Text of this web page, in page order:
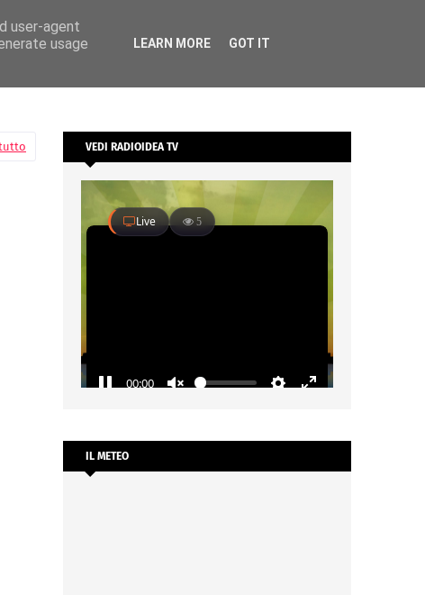
VEDI RADIOIDEA TV
IL METEO
user-agent
usage
LEARN MORE GOT IT